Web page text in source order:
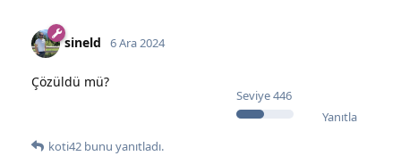
sineld
Seviye446
6 Ara 2024
Çözüldü mü?
Yanıtla
koti42 bunu yanıtladı.